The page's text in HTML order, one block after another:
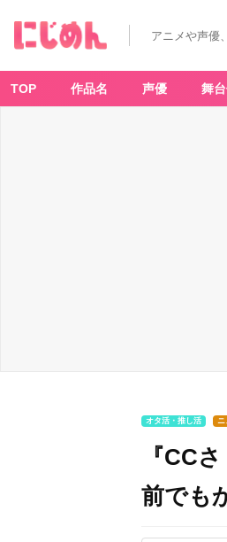
アニメや声優
TOP 作品名 声優 舞
オタ活・推し活 ニ
『CC
前でも